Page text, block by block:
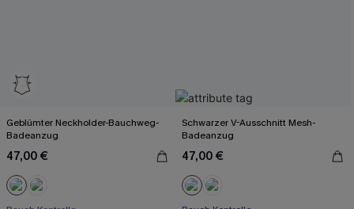
Geblümter Neckholder-Bauchweg-
Badeanzug
47,00 €
Mit Gratis-Maßband
Schwarzer V-Ausschnitt Mesh-
Badeanzug
47,00 €